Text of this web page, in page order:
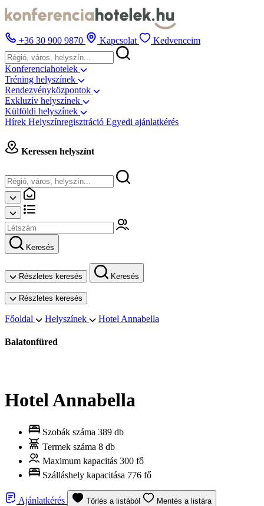
+36 30 900 9870 Kapcsolat Kedvenceim
Konferenciahotelek
Tréning helyszínek
Rendezvényközpontok
Exkluzív helyszínek
Külföldi helyszínek
Hírek Helyszínregisztráció Egyedi ajánlatkérés
Keressen helyszínt
Keresés
Részletes keresés Keresés
Részletes keresés
Főoldal Helyszínek Hotel Annabella
Balatonfüred
Hotel Annabella
Szobák száma 389 db
Termek száma 8 db
Maximum kapacitás 300 fő
Szálláshely kapacitása 776 fő
Ajánlatkérés Törlés a listából Mentés a listára